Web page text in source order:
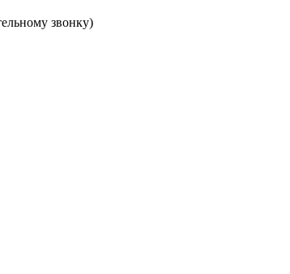
звонку)